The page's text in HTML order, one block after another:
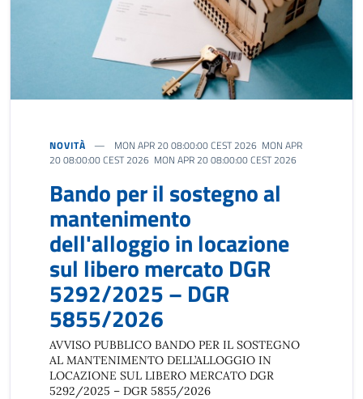
NOVITÀ
MON APR 20 08:00:00 CEST 2026 MON APR
20 08:00:00 CEST 2026 MON APR 20 08:00:00 CEST 2026
Bando per il sostegno al
mantenimento
dell'alloggio in locazione
sul libero mercato DGR
5292/2025 – DGR
5855/2026
AVVISO PUBBLICO BANDO PER IL SOSTEGNO
AL MANTENIMENTO DELL’ALLOGGIO IN
LOCAZIONE SUL LIBERO MERCATO DGR
5292/2025 – DGR 5855/2026